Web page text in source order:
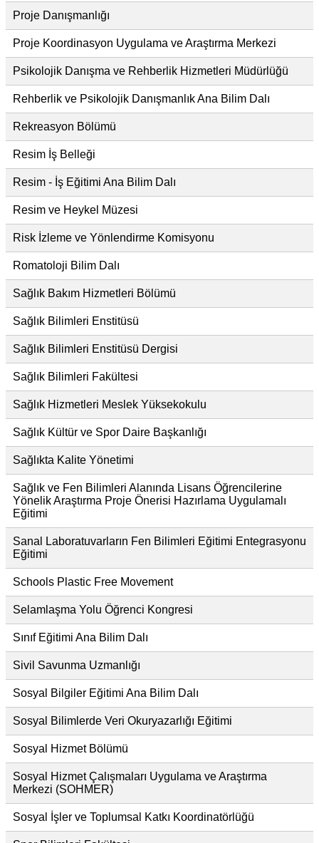
Proje Danışmanlığı
Proje Koordinasyon Uygulama ve Araştırma Merkezi
Psikolojik Danışma ve Rehberlik Hizmetleri Müdürlüğü
Rehberlik ve Psikolojik Danışmanlık Ana Bilim Dalı
Rekreasyon Bölümü
Resim İş Belleği
Resim - İş Eğitimi Ana Bilim Dalı
Resim ve Heykel Müzesi
Risk İzleme ve Yönlendirme Komisyonu
Romatoloji Bilim Dalı
Sağlık Bakım Hizmetleri Bölümü
Sağlık Bilimleri Enstitüsü
Sağlık Bilimleri Enstitüsü Dergisi
Sağlık Bilimleri Fakültesi
Sağlık Hizmetleri Meslek Yüksekokulu
Sağlık Kültür ve Spor Daire Başkanlığı
Sağlıkta Kalite Yönetimi
Sağlık ve Fen Bilimleri Alanında Lisans Öğrencilerine
Yönelik Araştırma Proje Önerisi Hazırlama Uygulamalı
Eğitimi
Sanal Laboratuvarların Fen Bilimleri Eğitimi Entegrasyonu
Eğitimi
Schools Plastic Free Movement
Selamlaşma Yolu Öğrenci Kongresi
Sınıf Eğitimi Ana Bilim Dalı
Sivil Savunma Uzmanlığı
Sosyal Bilgiler Eğitimi Ana Bilim Dalı
Sosyal Bilimlerde Veri Okuryazarlığı Eğitimi
Sosyal Hizmet Bölümü
Sosyal Hizmet Çalışmaları Uygulama ve Araştırma
Merkezi (SOHMER)
Sosyal İşler ve Toplumsal Katkı Koordinatörlüğü